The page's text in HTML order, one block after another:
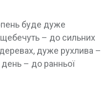
буде дуже
– до сильних
дуже рухлива –
– до ранньої